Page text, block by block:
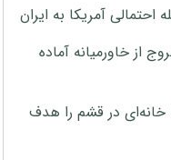
آمریکا به ایران
از خاورمیانه آماده
پوندی آمریکا خانه‌ای در قشم را هدف